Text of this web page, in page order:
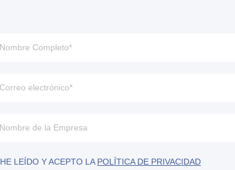
HE LEÍDO Y ACEPTO LA POLÍTICA DE PRIVACIDAD